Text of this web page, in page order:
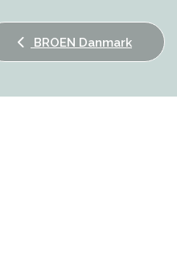
BROEN Danmark